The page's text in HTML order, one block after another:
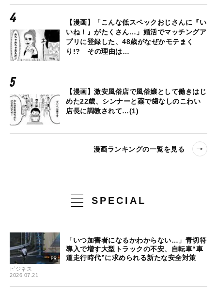
【漫画】「こんな低スペックおじさんに『い
いね！』がたくさん…」婚活でマッチングア
プリに登録した、48歳がなぜかモテまく
り!? その理由は…
【漫画】激安風俗店で風俗嬢として働きはじ
めた22歳、シンナーと薬で歯なしのこわい
店長に調教されて…(1)
漫画ランキングの一覧を見る
SPECIAL
ビジネス
2026.07.21
「いつ加害者になるかわからない…」青切符
導入で増す大型トラックの不安、自転車“車
道走行時代”に求められる新たな安全対策